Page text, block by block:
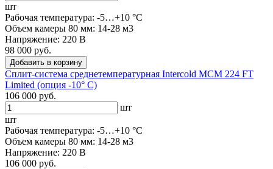
шт
Рабочая температура: -5…+10 °C
Объем камеры 80 мм: 14-28 м3
Напряжение: 220 В
98 000 руб.
Добавить в корзину
Сплит-система среднетемпературная Intercold MCM 224 FT
Limited (опция -10° С)
106 000 руб.
шт
шт
Рабочая температура: -5…+10 °C
Объем камеры 80 мм: 14-28 м3
Напряжение: 220 В
106 000 руб.